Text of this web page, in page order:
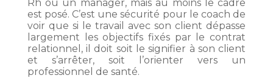
Rh ou un manager, mais au moins le cadre
est posé. C’est une sécurité pour le coach de
voir que si le travail avec son client dépasse
largement les objectifs fixés par le contrat
relationnel, il doit soit le signifier à son client
et s’arrêter, soit l’orienter vers un
professionnel de santé.